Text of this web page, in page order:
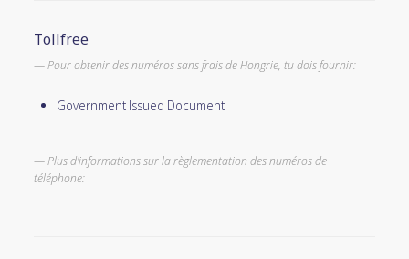
Tollfree
Pour obtenir des numéros sans frais de Hongrie, tu dois fournir:
Government Issued Document
Plus d'informations sur la règlementation des numéros de
téléphone: